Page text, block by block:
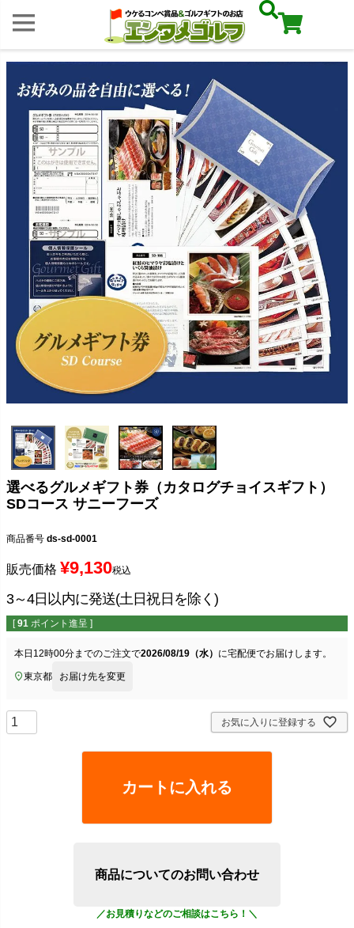
選べるグルメギフト券（カタログチョイスギフト）
SDコース サニーフーズ
商品番号 ds-sd-0001
販売価格 ¥9,130税込
3～4日以内に発送(土日祝日を除く)
[ 91 ポイント進呈 ]
本日 12時00分までのご注文で2026/08/19（水） に宅配便でお届けします。
東京都 お届け先を変更
お気に入りに登録する
カートに入れる
商品についてのお問い合わせ